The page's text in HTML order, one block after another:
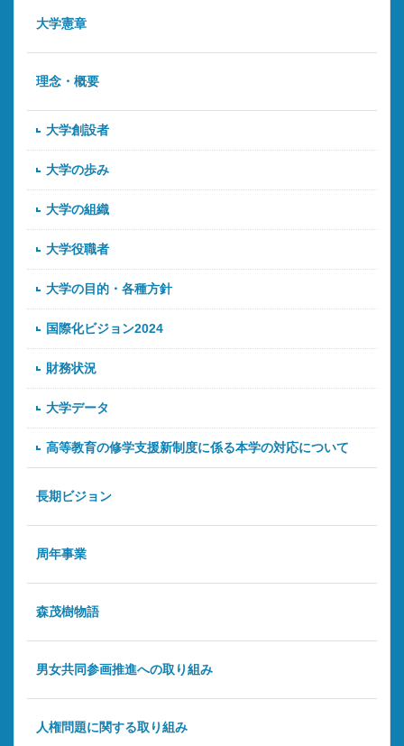
大学憲章
理念・概要
大学創設者
大学の歩み
大学の組織
大学役職者
大学の目的・各種方針
国際化ビジョン2024
財務状況
大学データ
高等教育の修学支援新制度に係る本学の対応について
長期ビジョン
周年事業
森茂樹物語
男女共同参画推進への取り組み
人権問題に関する取り組み